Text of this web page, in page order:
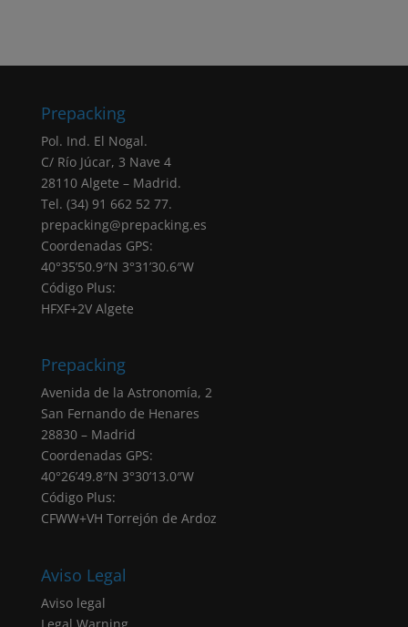
consentimiento (artículo 6.1.a RGPD)
casilla de verificación. Sus datos personales
Negativa otorgar el consentimiento: El hecho
de que no introduzcas los datos que
aparecen marcados como obligatorios en el
formulario tendrá como consecuencia la no
ninguna empresa, salvo obligación legal.
Derechos: Puede acceder, rectificar y
limitación u oposición a su tratamiento,
Autoridad de Control (AEPD): Desde
PREPACKING SERVICIOS SL ponemos el
normativa de protección de datos dado que
obstante, le informamos que en caso de que
Prepacking
Pol. Ind. El Nogal.
C/ Río Júcar, 3 Nave 4
28110 Algete – Madrid.
Tel. (34) 91 662 52 77.
prepacking@prepacking.es
Coordenadas GPS:
40°35’50.9″N 3°31’30.6″W
Código Plus:
HFXF+2V Algete
Prepacking
Avenida de la Astronomía, 2
San Fernando de Henares
28830 – Madrid
Coordenadas GPS:
40°26’49.8″N 3°30’13.0″W
Código Plus:
CFWW+VH Torrejón de Ardoz
Aviso Legal
Aviso legal
Legal Warning